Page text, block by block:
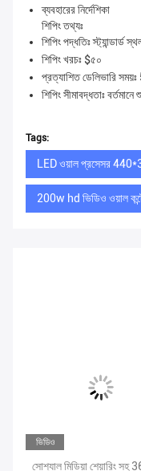
ব্যবহারের নির্দেশিকা
শিপিং তথ্যঃ
শিপিং পদ্ধতিঃ স্ট্যান্ডার্ড
শিপিং খরচঃ $৫০
প্রত্যাশিত ডেলিভারি
শিপিং সীমাবদ্ধতাঃ বর্তমানে
Tags:
LED ওয়াল প্রসেসর
200w hd ভিডিও ওয়াল
ভিডিও
সোশ্যাল মিডিয়া শেয়ারিং সহ